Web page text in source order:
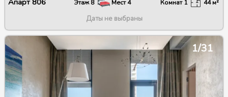
Апарт806 Этаж8 Мест4 Комнат 1 44м²
Даты не выбраны
1/31